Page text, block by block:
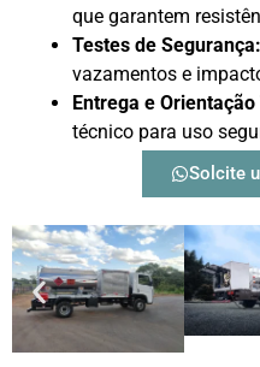
que garantem
Testes de Segurança:
vazamentos e
Entrega e
técnico para uso
Solcite